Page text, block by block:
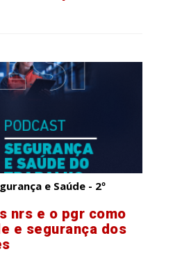
e Saúde - 2º
nrs e o pgr como
e segurança dos